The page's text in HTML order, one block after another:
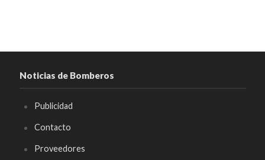
Noticias de Bomberos
Publicidad
Contacto
Proveedores